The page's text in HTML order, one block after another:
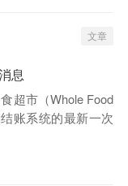
文章
息
超市（Whole Food
账系统的最新一次